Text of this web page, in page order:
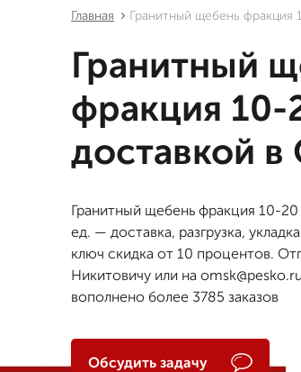
Главная Гранитный щебень
Гранитный
фракция 10-
доставкой
Гранитный щебень фракция 10-
ед. — доставка, разгрузка,
ключ скидка от 10 процентов.
Никитовичу или на
вополнено более 3785 заказов
Обсудить задачу